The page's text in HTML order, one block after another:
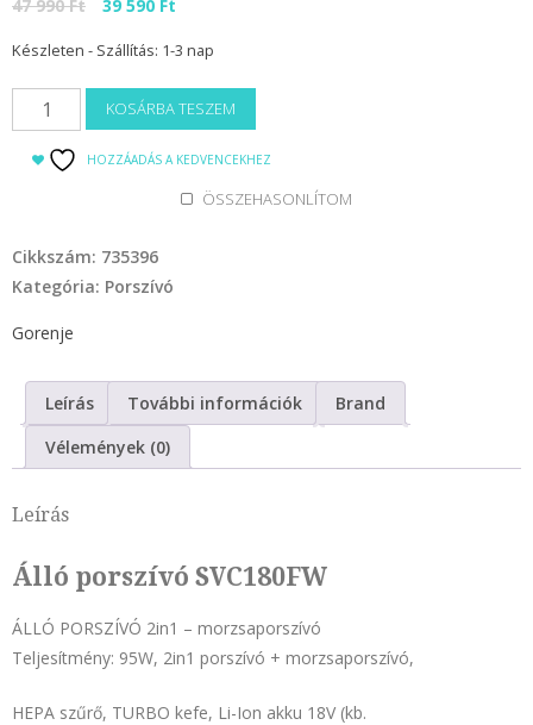
47 990Ft
was:
47
39 590 Ft
is:
39
Készleten - Szállítás: 1-3 nap
porszívó
SVC180FW
KOSÁRBA TESZEM
HOZZÁADÁS A KEDVENCEKHEZ
ÖSSZEHASONLÍTOM
Cikkszám: 735396
Kategória: Porszívó
Gorenje
Leírás További információk
Brand
Vélemények (0)
Leírás
Álló porszívó SVC180FW
ÁLLÓ PORSZÍVÓ 2in1 – morzsaporszívó
Teljesítmény: 95W, 2in1 porszívó + morzsaporszívó,
HEPA szűrő, TURBO kefe, Li-Ion akku 18V (kb.